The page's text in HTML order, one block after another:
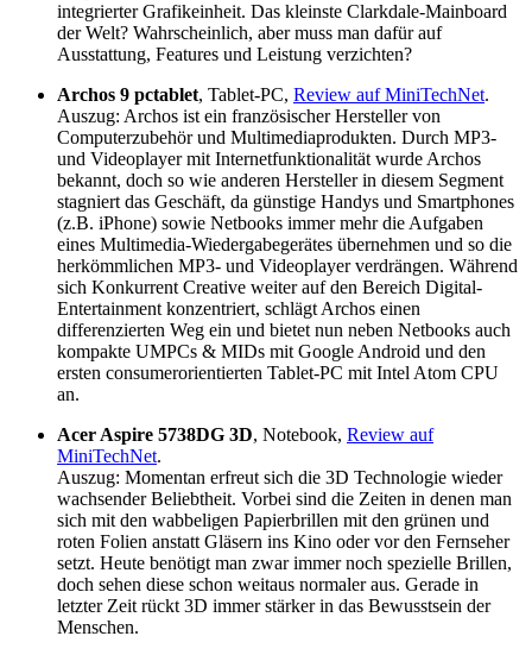
integrierter Grafikeinheit. Das kleinste Clarkdale-Mainboard
der Welt? Wahrscheinlich, aber muss man dafür auf
Ausstattung, Features und Leistung verzichten?
Archos 9 pctablet, Tablet-PC, Review auf MiniTechNet.
Auszug: Archos ist ein französischer Hersteller von
Computerzubehör und Multimediaprodukten. Durch MP3-
und Videoplayer mit Internetfunktionalität wurde Archos
bekannt, doch so wie anderen Hersteller in diesem Segment
stagniert das Geschäft, da günstige Handys und Smartphones
(z.B. iPhone) sowie Netbooks immer mehr die Aufgaben
eines Multimedia-Wiedergabegerätes übernehmen und so die
herkömmlichen MP3- und Videoplayer verdrängen. Während
sich Konkurrent Creative weiter auf den Bereich Digital-
Entertainment konzentriert, schlägt Archos einen
differenzierten Weg ein und bietet nun neben Netbooks auch
kompakte UMPCs & MIDs mit Google Android und den
ersten consumerorientierten Tablet-PC mit Intel Atom CPU
an.
Acer Aspire 5738DG 3D, Notebook, Review auf
MiniTechNet.
Auszug: Momentan erfreut sich die 3D Technologie wieder
wachsender Beliebtheit. Vorbei sind die Zeiten in denen man
sich mit den wabbeligen Papierbrillen mit den grünen und
roten Folien anstatt Gläsern ins Kino oder vor den Fernseher
setzt. Heute benötigt man zwar immer noch spezielle Brillen,
doch sehen diese schon weitaus normaler aus. Gerade in
letzter Zeit rückt 3D immer stärker in das Bewusstsein der
Menschen.